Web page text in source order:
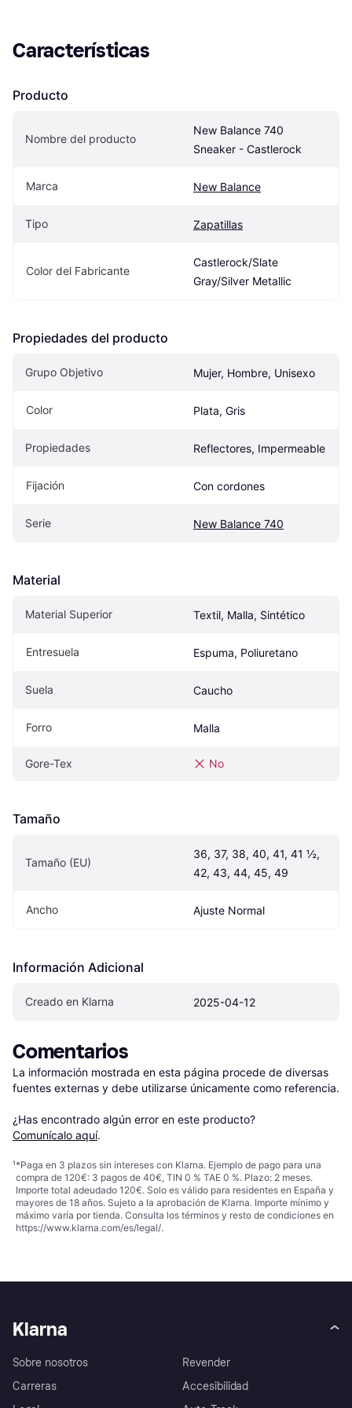
Características
Producto
Nombre del producto
New Balance 740
Sneaker - Castlerock
Marca New Balance
Tipo Zapatillas
Color del Fabricante
Castlerock/Slate
Gray/Silver Metallic
Propiedades del producto
Grupo Objetivo Mujer, Hombre, Unisexo
Color Plata, Gris
Propiedades Reflectores, Impermeable
Fijación Con cordones
Serie New Balance 740
Material
Material Superior Textil, Malla, Sintético
Entresuela Espuma, Poliuretano
Suela Caucho
Forro Malla
Gore-Tex No
Tamaño
Tamaño (EU)
36, 37, 38, 40, 41, 41 ½,
42, 43, 44, 45, 49
Ancho Ajuste Normal
Información Adicional
Creado en Klarna 2025-04-12
Comentarios
La información mostrada en esta página procede de diversas
fuentes externas y debe utilizarse únicamente como referencia.
¿Has encontrado algún error en este producto?
Comunícalo aquí.
¹*Paga en 3 plazos sin intereses con Klarna. Ejemplo de pago para una
compra de 120€: 3 pagos de 40€, TIN 0 % TAE 0 %. Plazo: 2 meses.
Importe total adeudado 120€. Solo es válido para residentes en España y
mayores de 18 años. Sujeto a la aprobación de Klarna. Importe mínimo y
máximo varía por tienda. Consulta los términos y resto de condiciones en
https://www.klarna.com/es/legal/.
Klarna
Sobre nosotros
Carreras
Revender
Accesibilidad